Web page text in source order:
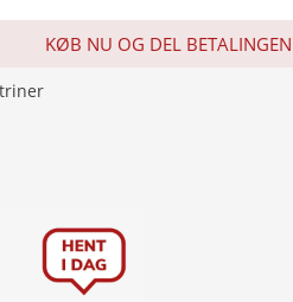
KØB NU OG DEL